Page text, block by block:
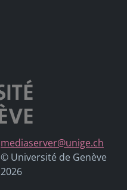
mediaserver@unige.ch
© Université de Genève
2026